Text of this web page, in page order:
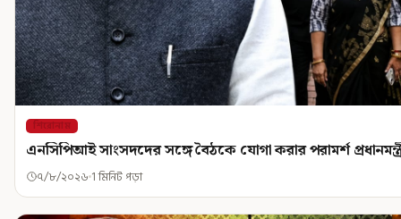
শিরোনাম
এনসিপিআই সাংসদদের সঙ্গে বৈঠকে যোগা করার পরামর্শ
৭/৮/২০২৬ 1 মিনিট পড়া